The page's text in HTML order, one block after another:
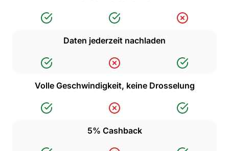
Daten jederzeit nachladen
Volle Geschwindigkeit, keine Drosselung
5% Cashback